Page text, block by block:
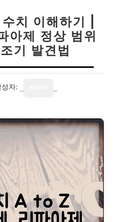
치 이해하기 |
아제 정상 범위
기 발견법
성자: